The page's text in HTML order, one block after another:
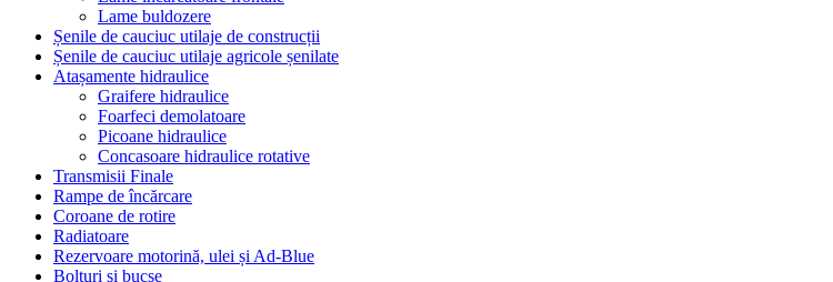
Lame buldozere
Șenile de cauciuc utilaje de construcții
Șenile de cauciuc utilaje agricole șenilate
Atașamente hidraulice
Graifere hidraulice
Foarfeci demolatoare
Picoane hidraulice
Concasoare hidraulice rotative
Transmisii Finale
Rampe de încărcare
Coroane de rotire
Radiatoare
Rezervoare motorină, ulei și Ad-Blue
Bolțuri și bucșe